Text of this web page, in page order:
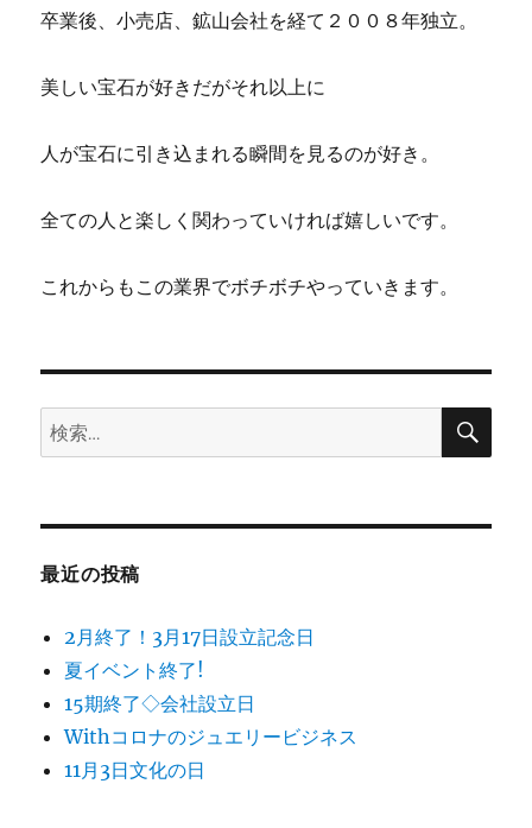
に
卒業後、小売店、鉱山会社を経て２００８年独立。
美しい宝石が好きだがそれ以上に
人が宝石に引き込まれる瞬間を見るのが好き。
全ての人と楽しく関わっていければ嬉しいです。
これからもこの業界でボチボチやっていきます。
検
索:
検
最近の投稿
2月終了！3月17日設立記念日
夏イベント終了!
15期終了◇会社設立日
Withコロナのジュエリービジネス
11月3日文化の日